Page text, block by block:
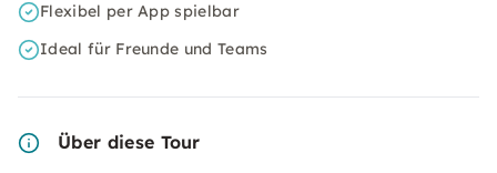
Flexibel per App spielbar
Ideal für Freunde und Teams
Über diese Tour